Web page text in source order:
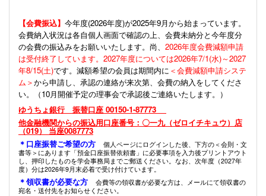
【会費振込】 今年度(2026年度)が2025年9月から始まっています。
会費納入状況は各自個人画面で確認の上、会費未納分と今年度分
の会費の振込みをお願いいたします。尚、 2026年度会費減額申請
は受付終了しています。2027年度については2026年7/1(水)～2027
年8/15(土)です。減額希望の会員は期間内に ＜会費減額申請システ
ム＞から申請し、承認の連絡が来次第、会費の納入をしてくださ
い。（10月開催予定の理事会で承認後ご連絡いたします。）
ゆうちょ銀行 振替口座 00150-1-87773
他金融機関からの振込用口座番号：〇一九（ゼロイチキュウ）店
（019） 当座0087773
＊口座振替ご希望の方
個人ページにログインした後、下方の＜会則・文
書等＞にあります「預金口座振替依頼書」に必要事項を入力後プリントアウト
し、押印したものを学会事務局までご郵送ください。なお、次年度（2027年
度）分は2026年9月末必着で受け付けています。
＊領収書が必要な方
会費等の領収書が必要な方は、メールにて領収書の
宛名・送付先をお知らせください。